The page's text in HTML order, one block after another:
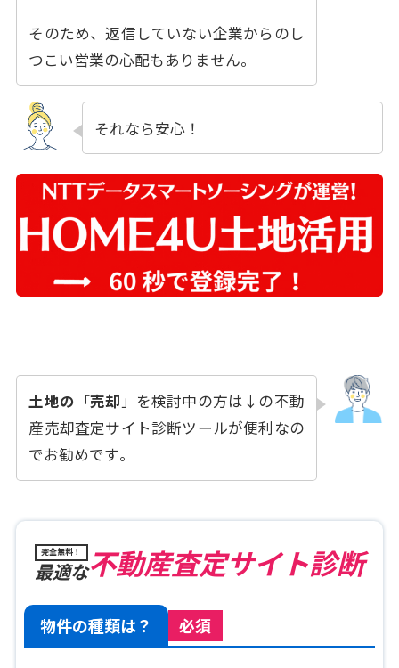
そのため、返信していない企業からのし
つこい営業の心配もありません。
それなら安心！
土地の「売却」を検討中の方は↓の不動
産売却査定サイト診断ツールが便利なの
でお勧めです。
完全無料！
最適な不動産査定サイト診断
物件の種類は？ 必須